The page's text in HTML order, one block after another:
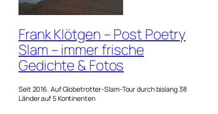
Frank Klötgen – Post Poetry
Slam – immer frische
Gedichte & Fotos
Seit 2016. Auf Globetrotter-Slam-Tour durch bislang 38
Länder auf 5 Kontinenten